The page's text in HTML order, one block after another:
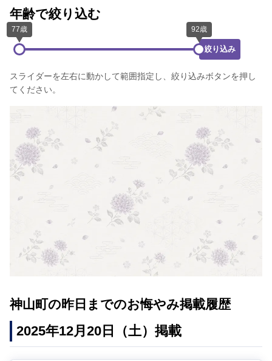
年齢で絞り込む
絞り込み
スライダーを左右に動かして範囲指定し、絞り込みボタンを押し
てください。
神山町の昨日までのお悔やみ掲載履歴
2025年12月20日（土）掲載